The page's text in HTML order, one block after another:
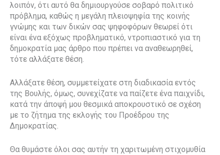
λοιπόν, ότι αυτό θα δημιουργούσε σοβαρό πολιτικό
πρόβλημα, καθώς η μεγάλη πλειοψηφία της κοινής
γνώμης και των δικών σας ψηφοφόρων θεωρεί ότι
είναι ένα εξόχως προβληματικό, ντροπιαστικό για τη
δημοκρατία μας άρθρο που πρέπει να αναθεωρηθεί,
τότε αλλάξατε θέση.
Αλλάξατε θέση, συμμετείχατε στη διαδικασία εντός
της Βουλής, όμως, συνεχίζατε να παίζετε ένα παιχνίδι,
κατά την άποψή μου θεσμικά αποκρουστικό σε σχέση
με το ζήτημα της εκλογής του Προέδρου της
Δημοκρατίας.
Θα θυμάστε όλοι σας αυτήν τη χαριτωμένη στιχομυθία